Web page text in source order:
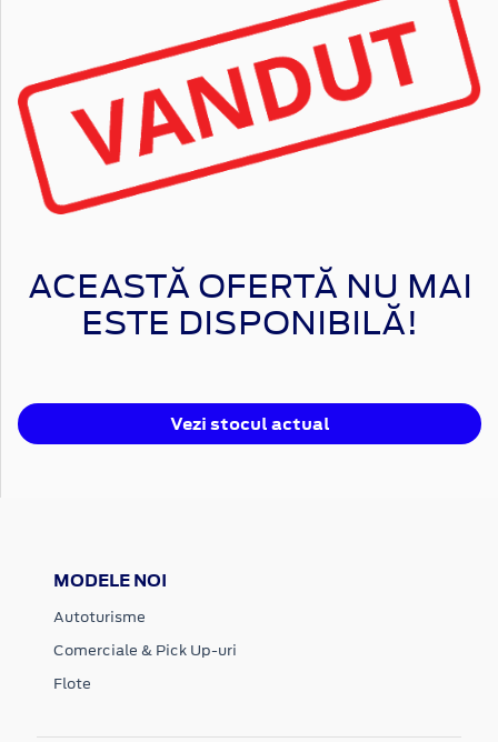
ACEASTĂ OFERTĂ NU MAI
ESTE DISPONIBILĂ!
Vezi stocul actual
MODELE NOI
Autoturisme
Comerciale & Pick Up-uri
Flote